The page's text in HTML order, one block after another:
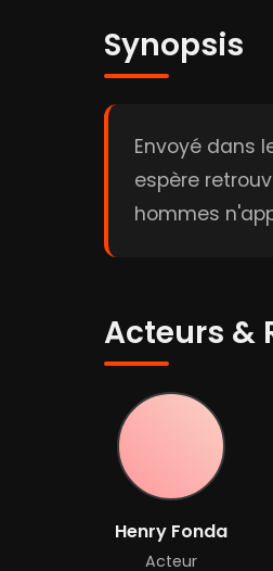
Synopsis
Envoyé dans
espère
hommes
Acteurs &
Henry Fonda
Acteur